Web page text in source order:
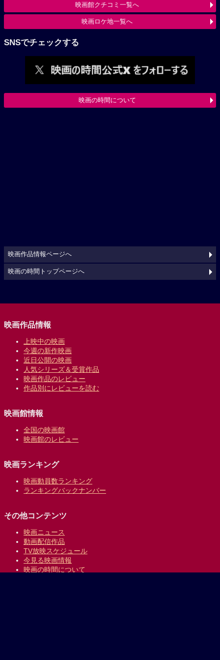
映画館クチコミ一覧へ
映画ロケ地一覧へ
SNSでチェックする
映画の時間について
映画作品情報ページへ
映画の時間トップページへ
映画作品情報
上映中の映画
今週の新作映画
近日公開の映画
人気シリーズ＆受賞作品
映画作品のレビュー
作品別にレビューを読む
映画館情報
全国の映画館
映画館のレビュー
映画ランキング
映画動員数ランキング
ランキングバックナンバー
その他コンテンツ
映画ニュース
動画配信作品
TV放映スケジュール
今見る映画情報
映画の時間について